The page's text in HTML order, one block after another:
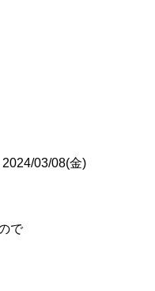
2024/03/08(金)
で